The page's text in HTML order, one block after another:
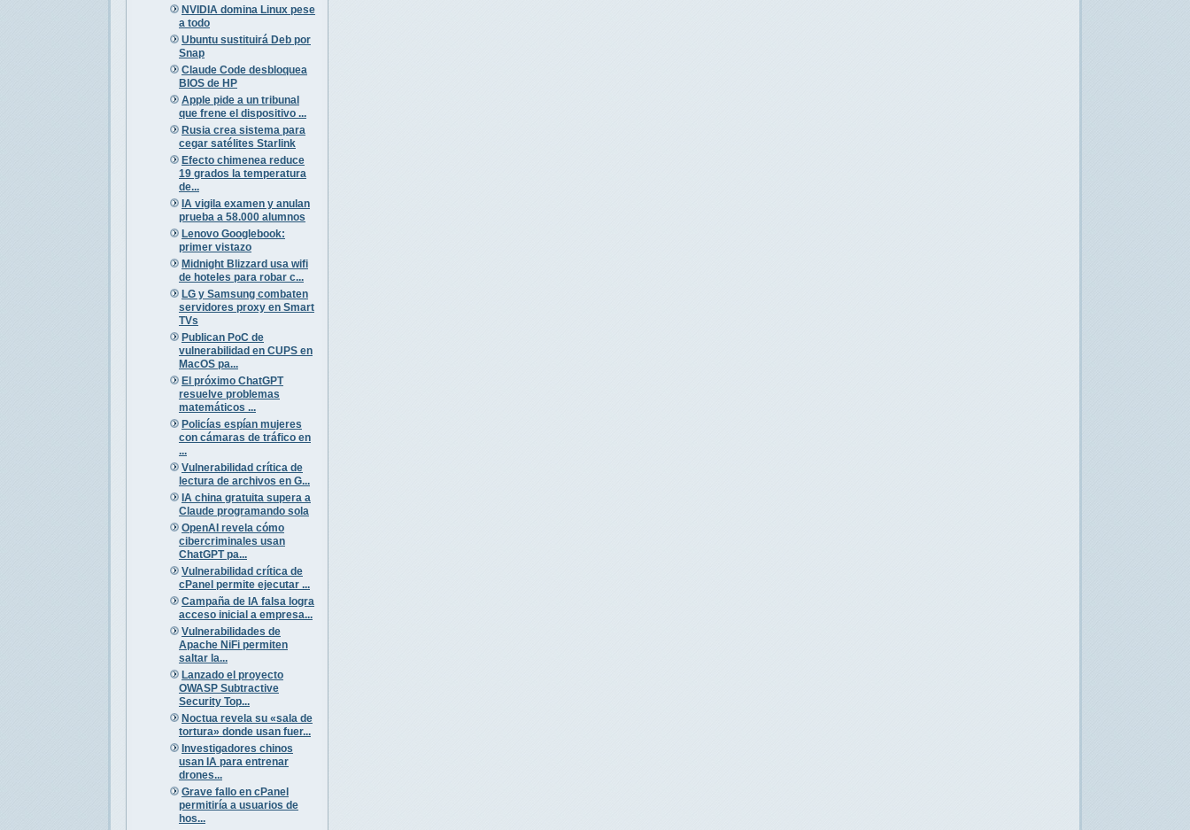
NVIDIA domina Linux pese
a todo
Ubuntu sustituirá Deb por
Snap
Claude Code desbloquea
BIOS de HP
Apple pide a un tribunal
que frene el dispositivo ...
Rusia crea sistema para
cegar satélites Starlink
Efecto chimenea reduce
19 grados la temperatura
de...
IA vigila examen y anulan
prueba a 58.000 alumnos
Lenovo Googlebook:
primer vistazo
Midnight Blizzard usa wifi
de hoteles para robar c...
LG y Samsung combaten
servidores proxy en Smart
TVs
Publican PoC de
vulnerabilidad en CUPS en
MacOS pa...
El próximo ChatGPT
resuelve problemas
matemáticos ...
Policías espían mujeres
con cámaras de tráfico en
...
Vulnerabilidad crítica de
lectura de archivos en G...
IA china gratuita supera a
Claude programando sola
OpenAI revela cómo
cibercriminales usan
ChatGPT pa...
Vulnerabilidad crítica de
cPanel permite ejecutar ...
Campaña de IA falsa logra
acceso inicial a empresa...
Vulnerabilidades de
Apache NiFi permiten
saltar la...
Lanzado el proyecto
OWASP Subtractive
Security Top...
Noctua revela su «sala de
tortura» donde usan fuer...
Investigadores chinos
usan IA para entrenar
drones...
Grave fallo en cPanel
permitiría a usuarios de
hos...